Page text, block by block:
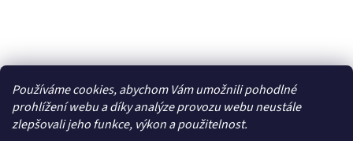
Používáme cookies, abychom Vám umožnili pohodlné
prohlížení webu a díky analýze provozu webu neustále
zlepšovali jeho funkce, výkon a použitelnost.
Facebook